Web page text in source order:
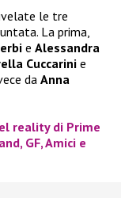
le tre
La prima,
e Alessandra
Cuccarinie
da Anna
reality di Prime
GF, Amici e